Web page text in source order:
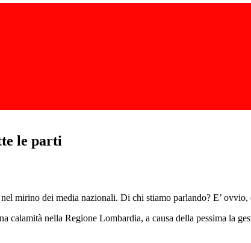
le parti
mirino dei media nazionali. Di chi stiamo parlando? E’
nella Regione Lombardia, a causa della pessima la